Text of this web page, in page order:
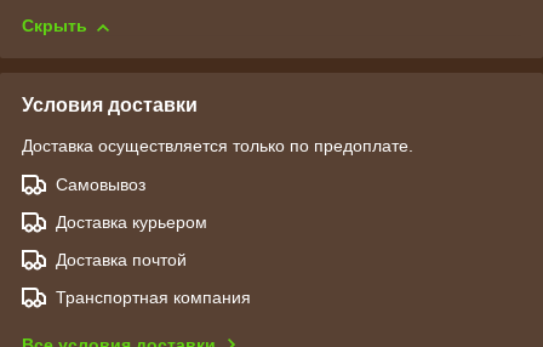
Скрыть
Условия доставки
Доставка осуществляется только по предоплате.
Самовывоз
Доставка курьером
Доставка почтой
Транспортная компания